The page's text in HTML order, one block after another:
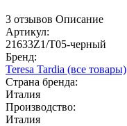
3 отзывов Описание
Артикул:
21633Z1/T05-черный
Бренд:
Teresa Tardia (все товары)
Страна бренда:
Италия
Производство:
Италия